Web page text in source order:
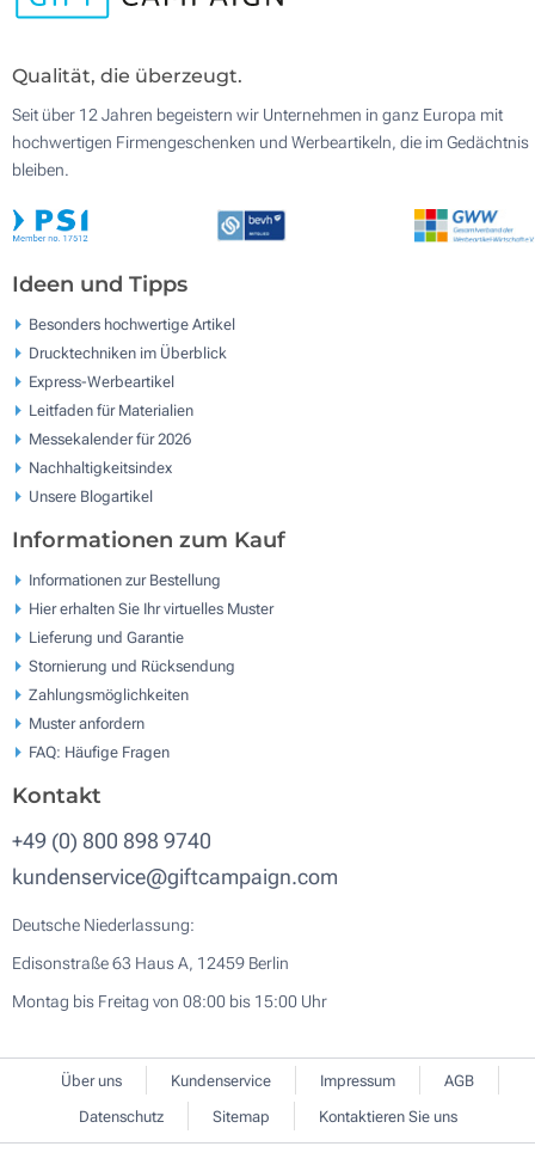
Qualität, die überzeugt.
Seit über 12 Jahren begeistern wir Unternehmen in ganz Europa mit
hochwertigen Firmengeschenken und Werbeartikeln, die im Gedächtnis
bleiben.
Ideen und Tipps
Besonders hochwertige Artikel
Drucktechniken im Überblick
Express-Werbeartikel
Leitfaden für Materialien
Messekalender für 2026
Nachhaltigkeitsindex
Unsere Blogartikel
Informationen zum Kauf
Informationen zur Bestellung
Hier erhalten Sie Ihr virtuelles Muster
Lieferung und Garantie
Stornierung und Rücksendung
Zahlungsmöglichkeiten
Muster anfordern
FAQ: Häufige Fragen
Kontakt
+49 (0) 800 898 9740
kundenservice@giftcampaign.com
Deutsche Niederlassung:
Edisonstraße 63 Haus A, 12459 Berlin
Montag bis Freitag von 08:00 bis 15:00 Uhr
Über uns Kundenservice Impressum
AGB
Datenschutz
Sitemap Kontaktieren Sie uns